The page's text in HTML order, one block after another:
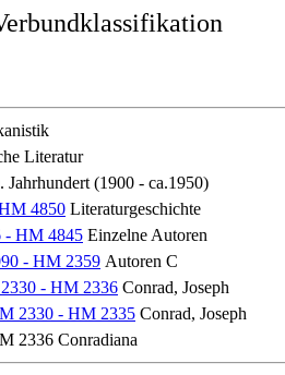
Literatur
Jahrhundert (1900 - ca.1950)
4850 Literaturgeschichte
- HM 4845 Einzelne Autoren
- HM 2359 Autoren C
- HM 2336 Conrad, Joseph
2330 - HM 2335 Conrad, Joseph
2336 Conradiana